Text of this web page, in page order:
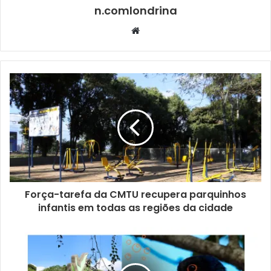
caráter mais comemorativo; na UEL, o foco foi aproximar o
n.comlondrina
Website
Força-tarefa da CMTU recupera parquinhos
infantis em todas as regiões da cidade